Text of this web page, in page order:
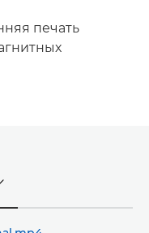
печать